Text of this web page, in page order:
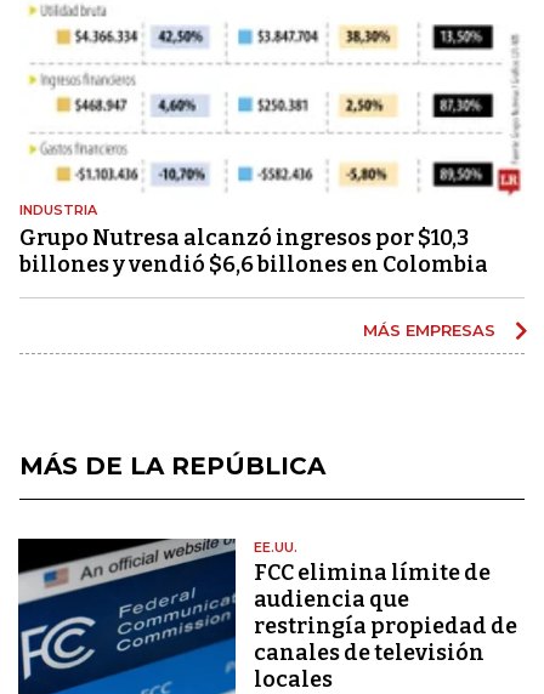
INDUSTRIA
Grupo Nutresa alcanzó ingresos por $10,3
billones y vendió $6,6 billones en Colombia
MÁS EMPRESAS
MÁS DE LA REPÚBLICA
EE.UU.
FCC elimina límite de
audiencia que
restringía propiedad de
canales de televisión
locales